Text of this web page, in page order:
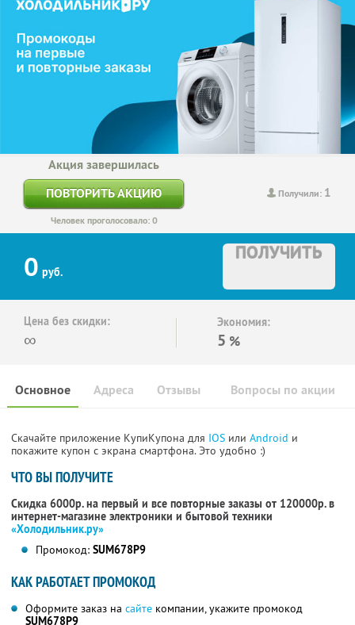
Получили: 1
Акция завершилась
ПОВТОРИТЬ АКЦИЮ
Человек проголосовало: 0
0 руб.
ПОЛУЧИТЬ
Цена без скидки:
∞
Экономия:
5 %
Основное Отзывы Вопросы по акции
Адреса
Скачайте приложение КупиКупона для IOS или Android и
покажите купон с экрана смартфона. Это удобно :)
ЧТО ВЫ ПОЛУЧИТЕ
Скидка 6000р. на первый и все повторные заказы от 120000р. в
интернет-магазине электроники и бытовой техники
«Холодильник.ру»
Промокод: SUM678P9
КАК РАБОТАЕТ ПРОМОКОД
Оформите заказ на сайте компании, укажите промокод
SUM678P9